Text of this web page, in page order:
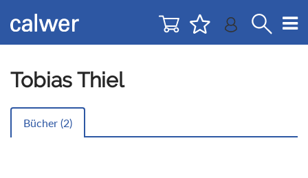
zur
Navigation
zum
Inhalt
Tobias Thiel
Bücher (2)